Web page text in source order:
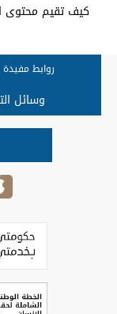
كيف تقيم محتوى
روابط مفيدة
وسائل